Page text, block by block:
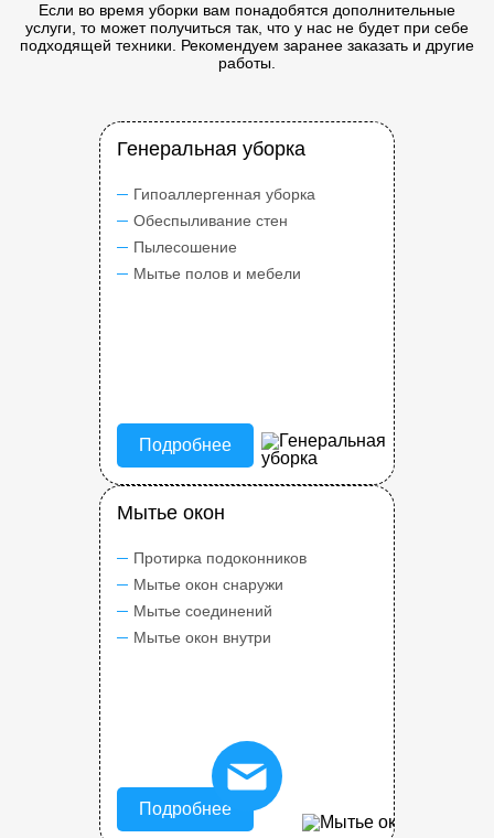
Если во время уборки вам понадобятся дополнительные
услуги, то может получиться так, что у нас не будет при себе
подходящей техники. Рекомендуем заранее заказать и другие
работы.
Генеральная уборка
Гипоаллергенная уборка
Обеспыливание стен
Пылесошение
Мытье полов и мебели
Подробнее
Мытье окон
Протирка подоконников
Мытье окон снаружи
Мытье соединений
Мытье окон внутри
Подробнее